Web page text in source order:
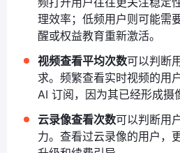
理效率；低频用户则可能需
醒或权益教育重新激活。
视频查看平均次数可以判断
求。频繁查看实时视频的用
AI 订阅，因为其已经形成摄
云录像查看次数可以判断用
力。查看过云录像的用户，